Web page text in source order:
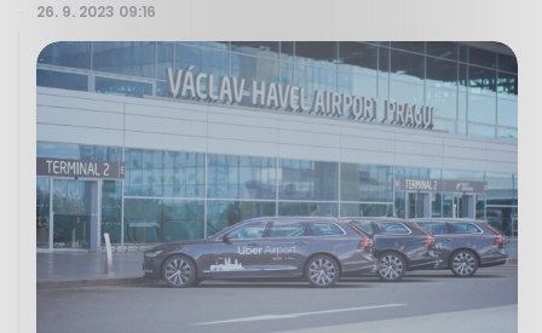
26. 9. 2023 09:16